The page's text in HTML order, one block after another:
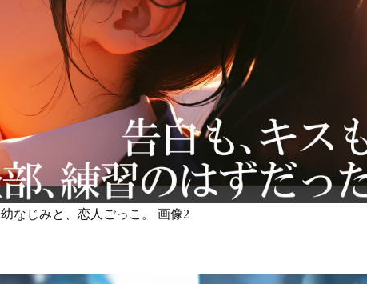
幼なじみと、恋人ごっこ。 画像2